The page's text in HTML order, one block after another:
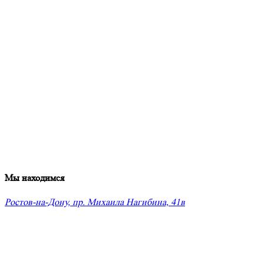
Мы находимся
Ростов-на-Дону, пр. Михаила Нагибина, 41в